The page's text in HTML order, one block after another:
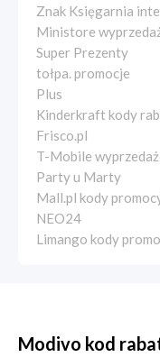
Znak Księgarnia
Ministore
Super Prezenty
tołpa. promocje
Plus
Kinderkraft kody
Frisco.pl
T-Mobile
Party u Marty
Mall.pl kody
NEO24
Limango kody
Modivo kod